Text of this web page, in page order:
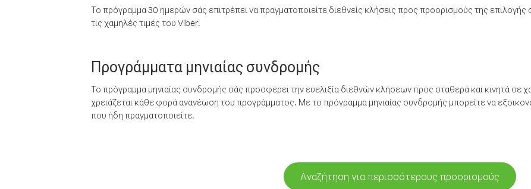
Το πρόγραμμα 30 ημερών σάς επιτρέπει να πραγματοποιείτε διεθνείς κλήσεις προς προορισμούς της επιλογής
τις χαμηλές τιμές του Viber.
Προγράμματα μηνιαίας συνδρομής
Το πρόγραμμα μηνιαίας συνδρομής σάς προσφέρει την ευελιξία διεθνών κλήσεων προς σταθερά και κινητά σε
χρειάζεται κάθε φορά ανανέωση του προγράμματος. Με το πρόγραμμα μηνιαίας συνδρομής μπορείτε να
που ήδη πραγματοποιείτε.
Αναζήτηση για περισσότερους προορισμούς